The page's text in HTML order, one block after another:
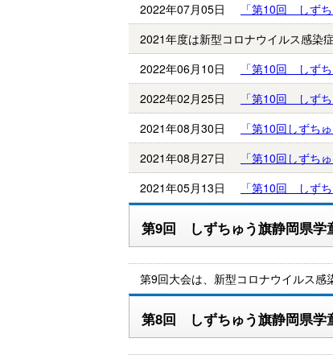
2022年07月05日
「第10回 しず
2021年度は新型コロナウイルス感染
2022年06月10日
「第10回 しず
2022年02月25日
「第10回 しず
2021年08月30日
「第10回しずち
2021年08月27日
「第10回しずち
2021年05月13日
「第10回 しず
第9回 しずちゅう旗静岡県学
第9回大会は、新型コロナウイルス感
第8回 しずちゅう旗静岡県学